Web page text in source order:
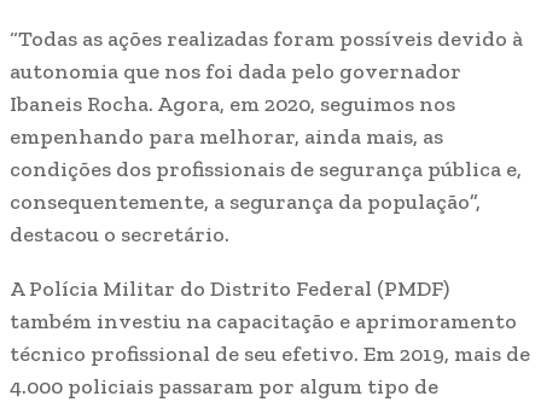
“Todas as ações realizadas foram possíveis devido à
autonomia que nos foi dada pelo governador
Ibaneis Rocha. Agora, em 2020, seguimos nos
empenhando para melhorar, ainda mais, as
condições dos profissionais de segurança pública e,
consequentemente, a segurança da população”,
destacou o secretário.
A Polícia Militar do Distrito Federal (PMDF)
também investiu na capacitação e aprimoramento
técnico profissional de seu efetivo. Em 2019, mais de
4.000 policiais passaram por algum tipo de